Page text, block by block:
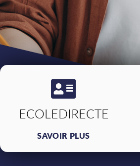
ECOLEDIRECTE
SAVOIR PLUS